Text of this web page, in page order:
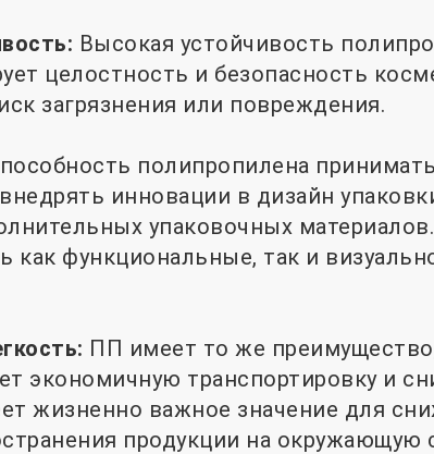
Высокая устойчивость
целостность и безопасность
загрязнения или повреждения.
полипропилена
инновации в дизайн
упаковочных
как функциональные, так и
ПП имеет то же
экономичную транспортировку и
жизненно важное значение для
продукции на окружающую